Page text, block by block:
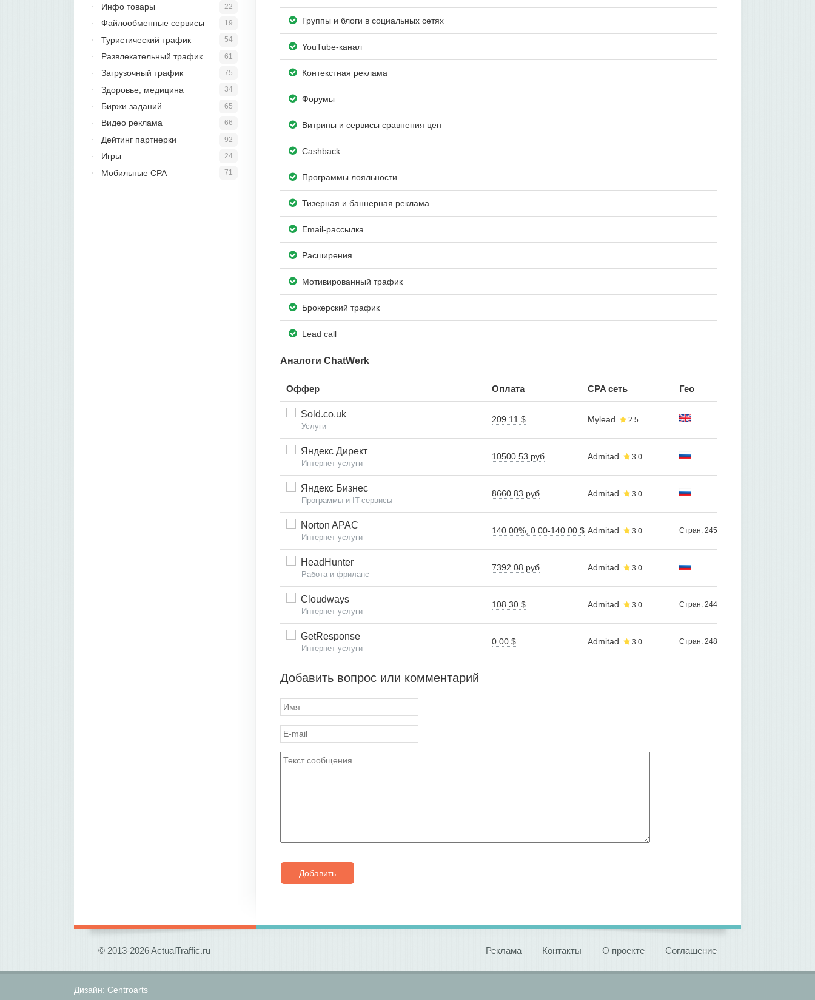
Группы и блоги в социальных сетях
YouTube-канал
Контекстная реклама
Форумы
Витрины и сервисы сравнения цен
Cashback
Программы лояльности
Тизерная и баннерная реклама
Email-рассылка
Расширения
Мотивированный трафик
Брокерский трафик
Lead call
Аналоги ChatWerk
Оффер Оплата CPA сеть Гео
Sold.co.uk
Услуги
209.11 $ Mylead 2.5
Яндекс Директ
Интернет-услуги
10500.53 руб Admitad 3.0
Яндекс Бизнес
Программы и IT-сервисы
8660.83 руб Admitad 3.0
Norton APAC
Интернет-услуги
140.00%, 0.00-140.00 $ Admitad 3.0 Стран: 245
HeadHunter
Работа и фриланс
7392.08 руб Admitad 3.0
Cloudways
Интернет-услуги
108.30 $ Admitad 3.0 Стран: 244
GetResponse
Интернет-услуги
0.00 $ Admitad 3.0 Стран: 248
Добавить вопрос или комментарий
Добавить
22
Инфо товары
19
Файлообменные сервисы
54
Туристический трафик
61
Развлекательный трафик
75
Загрузочный трафик
34
Здоровье, медицина
65
Биржи заданий
66
Видео реклама
92
Дейтинг партнерки
24
Игры
71
Мобильные CPA
Реклама Контакты О проекте Соглашение
© 2013-2026 ActualTraffic.ru
Дизайн: Centroarts